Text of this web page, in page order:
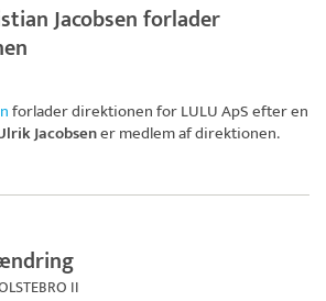
Jacobsen forlader
forlader direktionen forLULU ApSefter en
Jacobsener medlem af direktionen.
II